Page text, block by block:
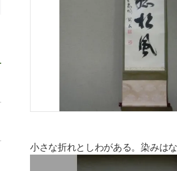
小さな折れとしわがある。染みは